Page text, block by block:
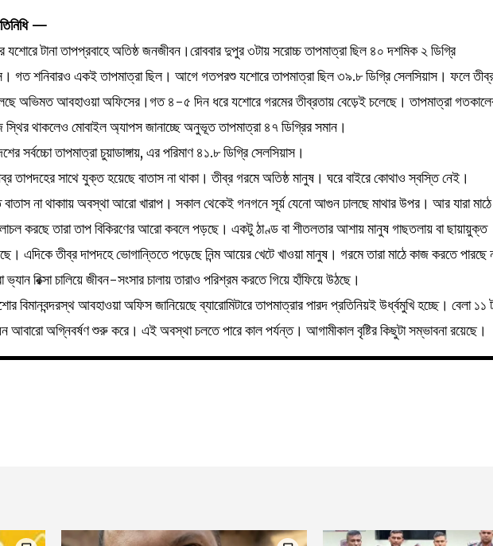
—
যশোরে টানা তাপপ্রবাহে অতিষ্ঠ জনজীবন।রোববার দুপুর ৩টায় সরোচ্চ তাপমাত্রা ছিল ৪০ দশমিক ২ ডিগ্রি
গত শনিবারও একই তাপমাত্রা ছিল। আগে গতপরশু যশোরে তাপমাত্রা ছিল ৩৯.৮ ডিগ্রি সেলসিয়াস। ফলে
অভিমত আবহাওয়া অফিসের।গত ৪-৫ দিন ধরে যশোরে গরমের তীব্রতায় বেড়েই চলেছে। তাপমাত্রা
থাকলেও মোবাইল অ্যাপস জানাচ্ছে অনুভূত তাপমাত্রা ৪৭ ডিগ্রির সমান।
সর্বচ্চো তাপমাত্রা চুয়াডাঙ্গায়, এর পরিমাণ ৪১.৮ ডিগ্রি সেলসিয়াস।
তাপদহের সাথে যুক্ত হয়েছে বাতাস না থাকা। তীব্র গরমে অতিষ্ঠ মানুষ। ঘরে বাইরে কোথাও স্বস্তি নেই।
না থাকাায় অবস্থা আরো খারাপ। সকাল থেকেই গনগনে সূর্য় যেনো আগুন ঢালছে মাথার উপর। আর যারা মাঠে
করছে তারা তাপ বিকিরণের আরো কবলে পড়ছে। একটু ঠাণ্ড বা শীতলতার আশায় মানুষ গাছতলায় বা ছায়ায়ুক্ত
এদিকে তীব্র দাপদহে ভোগান্তিতে পড়েছে নিন্ম আয়ের খেটে খাওয়া মানুষ। গরমে তারা মাঠে কাজ করতে পারছে
ভ্যান রিক্সা চালিয়ে জীবন-সংসার চালায় তারাও পরিশ্রম করতে গিয়ে হাঁফিয়ে উঠছে।
বিমানবন্দরস্থ আবহাওয়া অফিস জানিয়েছে ব্যারোমিটারে তাপমাত্রার পারদ প্রতিনিয়ই উর্ধ্বমুখি হচ্ছে। বেলা ১১
আবারো অগ্নিবর্ষণ শুরু করে। এই অবস্থা চলতে পারে কাল পর্যন্ত। আগামীকাল বৃষ্টির কিছুটা সম্ভাবনা রয়েছে।